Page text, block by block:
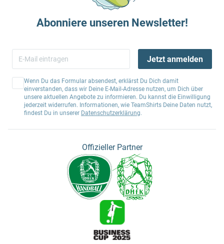
Abonniere unseren Newsletter!
Jetzt anmelden
Wenn Du das Formular absendest, erklärst Du Dich damit
einverstanden, dass wir Deine E-Mail-Adresse nutzen, um Dich über
unsere aktuellen Angebote zu informieren. Du kannst die Einwilligung
jederzeit widerrufen. Informationen, wie TeamShirts Deine Daten nutzt,
findest Du in unserer Datenschutzerklärung.
Offizieller Partner